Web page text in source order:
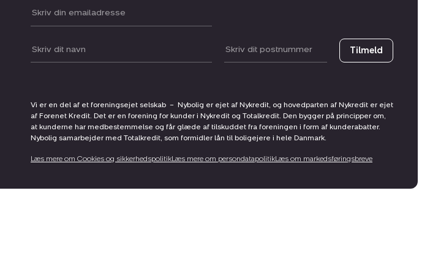
Din email:
Dit navn: Postnummer Tilmeld
Vi er en del af et foreningsejet selskab – Nybolig er ejet af Nykredit, og hovedparten af Nykredit er ejet
af Forenet Kredit. Det er en forening for kunder i Nykredit og Totalkredit. Den bygger på principper om,
at kunderne har medbestemmelse og får glæde af tilskuddet fra foreningen i form af kunderabatter.
Nybolig samarbejder med Totalkredit, som formidler lån til boligejere i hele Danmark.
Læs mere om Cookies og sikkerhedspolitikLæs mere om persondatapolitikLæs om markedsføringsbreve